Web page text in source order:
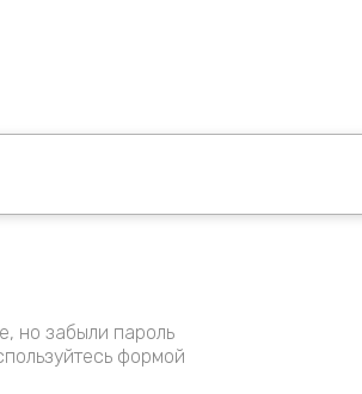
но забыли пароль
формой